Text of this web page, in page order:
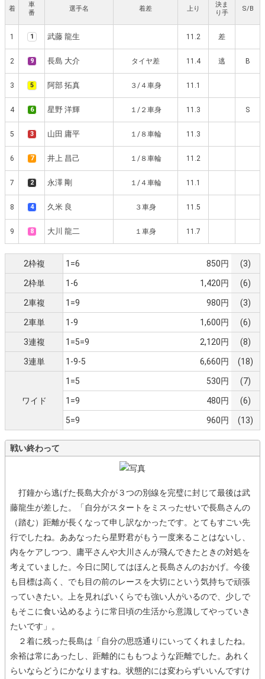
着
車
番
選手名 着差 上り
決ま
り手
S/B
1 1 武藤 龍生 11.2 差
2 9 長島 大介 タイヤ差 11.4 逃 B
3 5 阿部 拓真 ３/４車身 11.1
4 6 星野 洋輝 １/２車身 11.3 S
5 3 山田 庸平 １/８車輪 11.3
6 7 井上 昌己 １/８車輪 11.2
7 2 永澤 剛 １/４車輪 11.1
8 4 久米 良 ３車身 11.5
9 8 大川 龍二 １車身 11.7
2枠複 1=6 850円 (3)
2枠単 1-6 1,420円 (6)
2車複 1=9 980円 (3)
2車単 1-9 1,600円 (6)
3連複 1=5=9 2,120円 (8)
3連単 1-9-5 6,660円 (18)
ワイド
1=5 530円 (7)
1=9 480円 (6)
5=9 960円 (13)
戦い終わって
打鐘から逃げた長島大介が３つの別線を完璧に封じて最後は武
藤龍生が差した。「自分がスタートをミスったせいで長島さんの
（踏む）距離が長くなって申し訳なかったです。とてもすごい先
行でしたね。ああなったら星野君がもう一度来ることはないし、
内をケアしつつ、庸平さんや大川さんが飛んできたときの対処を
考えていました。今日に関してはほんと長島さんのおかげ。今後
も目標は高く、でも目の前のレースを大切にという気持ちで頑張
っていきたい。上を見ればいくらでも強い人がいるので、少しで
もそこに食い込めるように常日頃の生活から意識してやっていき
たいです」。
２着に残った長島は「自分の思惑通りにいってくれましたね。
余裕は常にあったし、距離的にももつような距離でした。あれく
らいならどうにかなりますね。状態的には変わらずいいんですけ